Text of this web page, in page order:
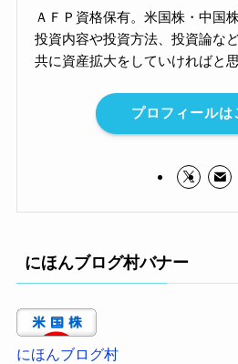
ＡＦＰ資格保有。米国株・中国株
投資内容や投資方法、投資論な
共に資産拡大をしていければと
プロフィールは
にほんブログ村バナー
にほんブログ村